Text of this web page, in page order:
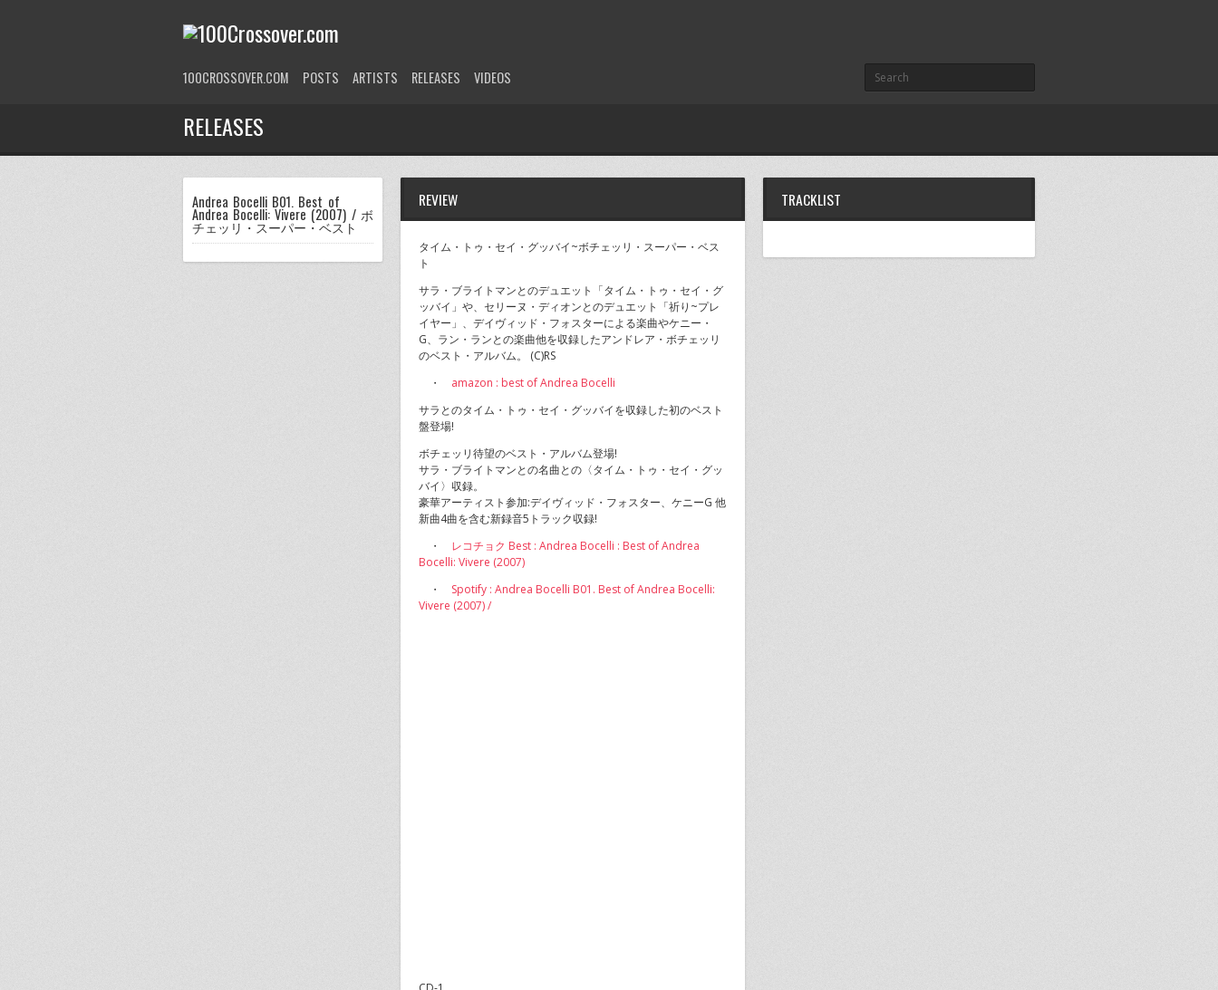
100CROSSOVER.COM POSTS ARTISTS RELEASES VIDEOS
RELEASES
Andrea Bocelli B01. Best of
Andrea Bocelli: Vivere (2007) / ボ
チェッリ・スーパー・ベスト
REVIEW
タイム・トゥ・セイ・グッバイ~ボチェッリ・スーパー・ベス
ト
サラ・ブライトマンとのデュエット「タイム・トゥ・セイ・グ
ッバイ」や、セリーヌ・ディオンとのデュエット「祈り~プレ
イヤー」、デイヴィッド・フォスターによる楽曲やケニー・
G、ラン・ランとの楽曲他を収録したアンドレア・ボチェッリ
のベスト・アルバム。 (C)RS
・ amazon : best of Andrea Bocelli
サラとのタイム・トゥ・セイ・グッバイを収録した初のベスト
盤登場!
ボチェッリ待望のベスト・アルバム登場!
サラ・ブライトマンとの名曲との〈タイム・トゥ・セイ・グッ
バイ〉収録。
豪華アーティスト参加:デイヴィッド・フォスター、ケニーG 他
新曲4曲を含む新録音5トラック収録!
・ レコチョク Best : Andrea Bocelli : Best of Andrea
Bocelli: Vivere (2007)
・ Spotify : Andrea Bocelli B01. Best of Andrea Bocelli:
Vivere (2007) /
TRACKLIST